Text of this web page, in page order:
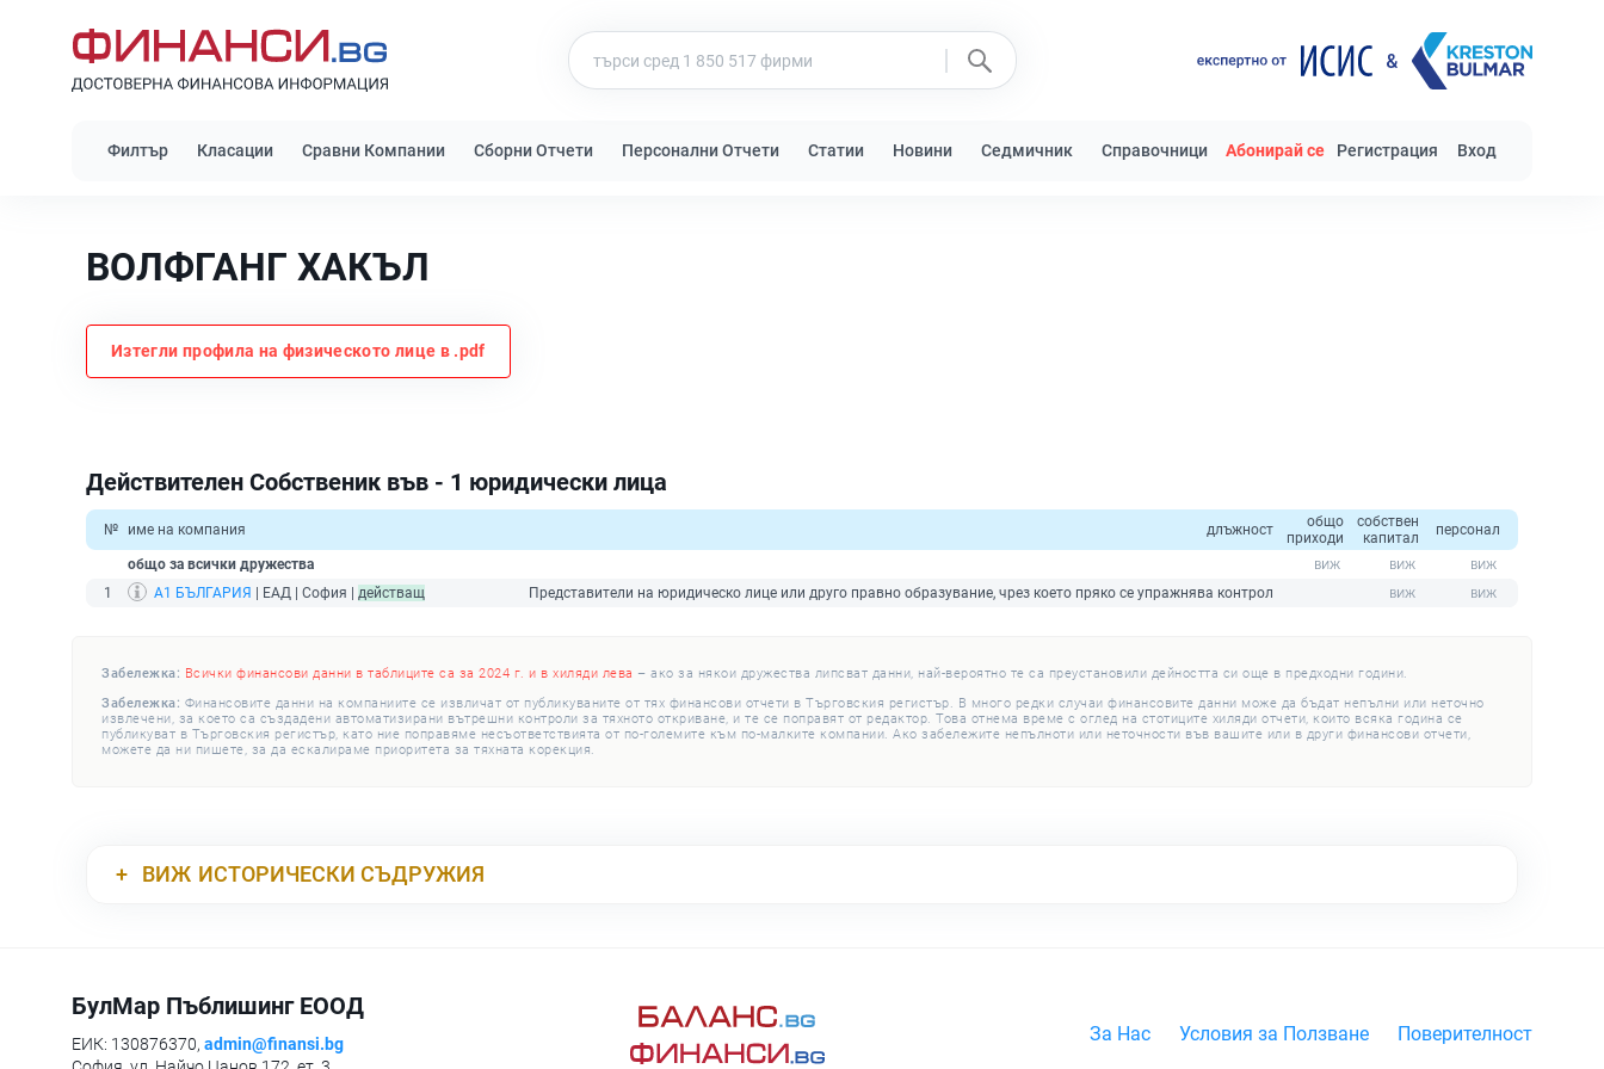
Филтър Класации Сравни Компании Сборни Отчети Персонални Отчети Статии Новини Седмичник Справочници Абонирай се Регистрация Вход
ВОЛФГАНГ ХАКЪЛ
Изтегли профила на физическото лице в .pdf
Действителен Собственик във - 1 юридически лица
№ име на компания длъжност
общо
приходи
собствен
капитал
персонал
общо за всички дружества
1
А1 БЪЛГАРИЯ | ЕАД | София | действащ Представители на юридическо лице или друго правно образувание, чрез което пряко се упражнява контрол
Забележка: Всички финансови данни в таблиците са за 2024 г. и в хиляди лева – ако за някои дружества липсват данни, най-вероятно те са преустановили дейността си още в предходни години.
Забележка: Финансовите данни на компаниите се извличат от публикуваните от тях финансови отчети в Търговския регистър. В много редки случаи финансовите данни може да бъдат непълни или неточно
извлечени, за което са създадени автоматизирани вътрешни контроли за тяхното откриване, и те се поправят от редактор. Това отнема време с оглед на стотиците хиляди отчети, които всяка година се
публикуват в Търговския регистър, като ние поправяме несъответствията от по-големите към по-малките компании. Ако забележите непълноти или неточности във вашите или в други финансови отчети,
можете да ни пишете, за да ескалираме приоритета за тяхната корекция.
ВИЖ ИСТОРИЧЕСКИ СЪДРУЖИЯ
БулМар Пъблишинг ЕООД
ЕИК: 130876370, admin@finansi.bg
За Нас Условия за Ползване Поверителност